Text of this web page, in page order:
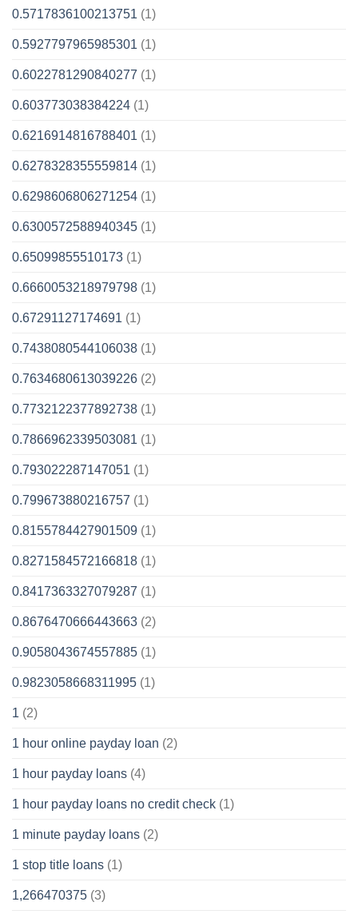
0.5717836100213751 (1)
0.5927797965985301 (1)
0.6022781290840277 (1)
0.603773038384224 (1)
0.6216914816788401 (1)
0.6278328355559814 (1)
0.6298606806271254 (1)
0.6300572588940345 (1)
0.65099855510173 (1)
0.6660053218979798 (1)
0.67291127174691 (1)
0.7438080544106038 (1)
0.7634680613039226 (2)
0.7732122377892738 (1)
0.7866962339503081 (1)
0.793022287147051 (1)
0.799673880216757 (1)
0.8155784427901509 (1)
0.8271584572166818 (1)
0.8417363327079287 (1)
0.8676470666443663 (2)
0.9058043674557885 (1)
0.9823058668311995 (1)
1 (2)
1 hour online payday loan (2)
1 hour payday loans (4)
1 hour payday loans no credit check (1)
1 minute payday loans (2)
1 stop title loans (1)
1,266470375 (3)